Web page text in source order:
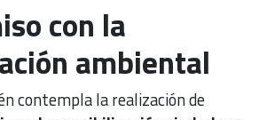
con la
ambiental
contempla la realización de